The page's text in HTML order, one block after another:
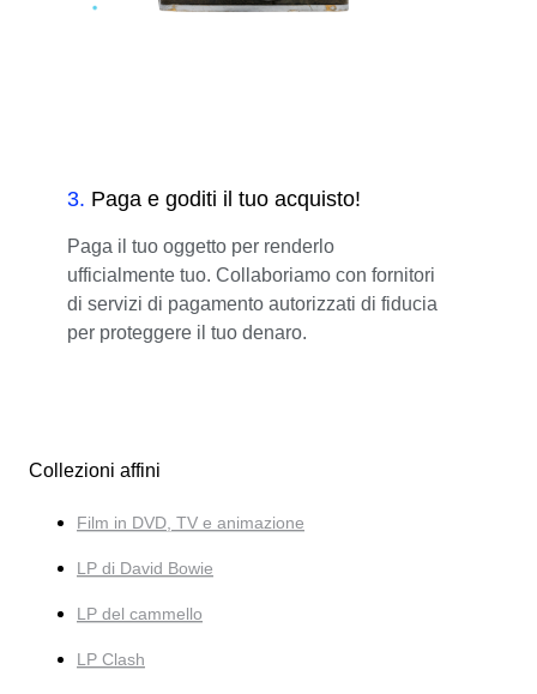
3. Paga e goditi il tuo acquisto!
Paga il tuo oggetto per renderlo
ufficialmente tuo. Collaboriamo con fornitori
di servizi di pagamento autorizzati di fiducia
per proteggere il tuo denaro.
Collezioni affini
Film in DVD, TV e animazione
LP di David Bowie
LP del cammello
LP Clash